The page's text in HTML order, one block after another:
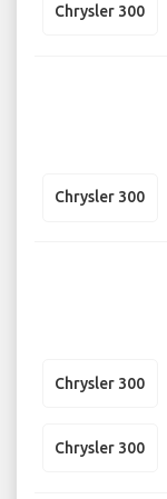
Chrysler 300
Chrysler 300
Chrysler 300
Chrysler 300